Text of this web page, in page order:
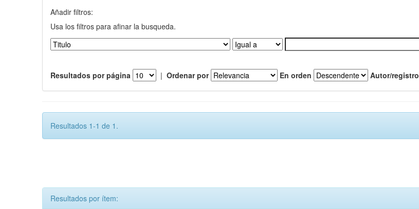
Añadir filtros:
Usa los filtros para afinar la busqueda.
Resultados por página | Ordenar por En orden Autor/registro
Resultados 1-1 de 1.
Resultados por ítem: